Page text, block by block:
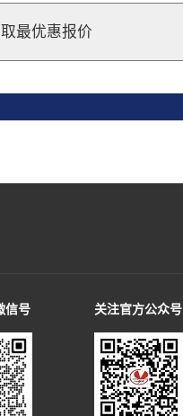
最优惠报价
信号 关注官方公众号